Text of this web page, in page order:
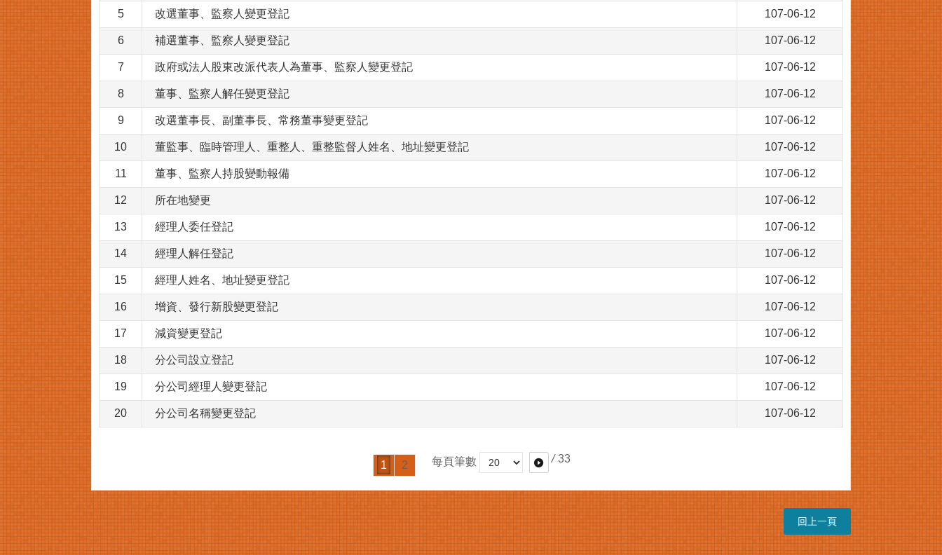
5 改選董事、監察人變更登記 107-06-12
6 補選董事、監察人變更登記 107-06-12
7 政府或法人股東改派代表人為董事、監察人變更登記 107-06-12
8 董事、監察人解任變更登記 107-06-12
9 改選董事長、副董事長、常務董事變更登記 107-06-12
10 董監事、臨時管理人、重整人、重整監督人姓名、地址變更登記 107-06-12
11 董事、監察人持股變動報備 107-06-12
12 所在地變更 107-06-12
13 經理人委任登記 107-06-12
14 經理人解任登記 107-06-12
15 經理人姓名、地址變更登記 107-06-12
16 增資、發行新股變更登記 107-06-12
17 減資變更登記 107-06-12
18 分公司設立登記 107-06-12
19 分公司經理人變更登記 107-06-12
20 分公司名稱變更登記 107-06-12
1 2 每頁筆數 / 33
回上一頁